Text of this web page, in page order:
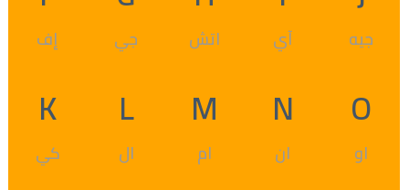
إف جي اتش آي جيه
K
كي
L
ال
M
ام
N
ان
O
او